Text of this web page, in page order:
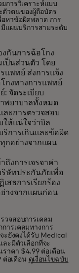
การวิเคราะห์แบบ
ตัวตนของผู้ถือบัตร
อหาข้อผิดพลาด การ
มีแผนบริการสามระดับ
กันการฉ้อโกง
ป็นส่วนตัว โดย
แพทย์ ส่งการแจ้ง
กงทางการแพทย์
: จัดระเบียบ
พยาบาลทั้งหมด
ละการตรวจสอบ
ให้แน่ใจว่าบิล
การเกินและข้อผิด
กอย่างจากแผน
ถึงการเจรจาค่า
ษัทประกันภัยเพื่อ
สธการเรียกร้อง
างจากแผนก่อน
วจสอบการเคลม
ารเคลมทางการ
ยังคงได้รับ Medical
ะมีตัวเลือกที่จะ
าคา $4.99 ต่อเดือน
ต่อเดือน ดูเงื่อนไขฉบับ